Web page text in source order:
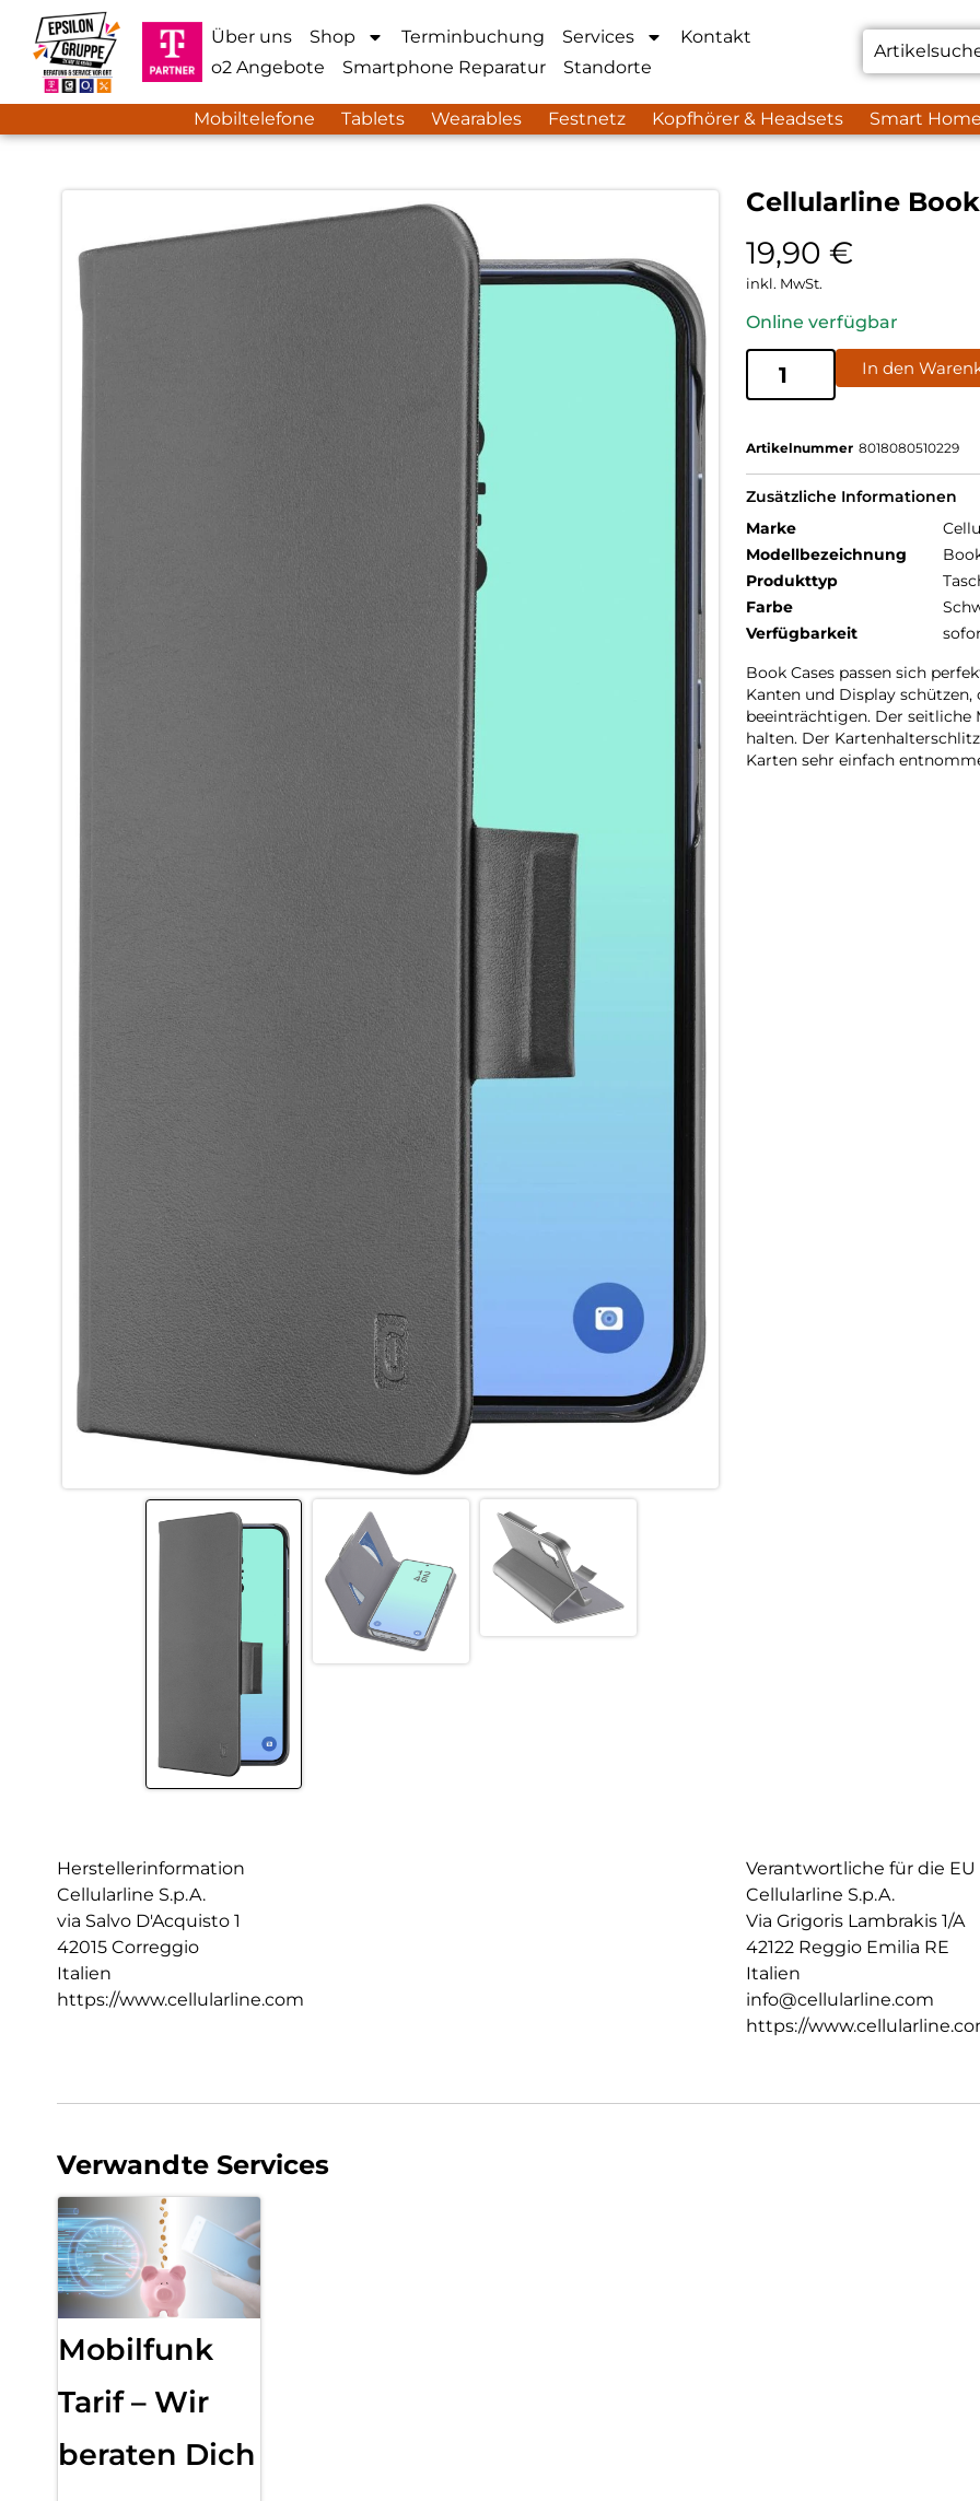
Über uns Shop Terminbuchung Services
Kontakt
o2 Angebote
Smartphone Reparatur Standorte
Mobiltelefone Tablets Wearables Festnetz Kopfhörer & Headsets Smart
Cellularline
19,90 €
inkl. MwSt.
Online verfügbar
In den
Artikelnummer 8018080510229
Zusätzliche Informationen
Marke
Modellbezeichnung
Produkttyp
Farbe
Verfügbarkeit
Book Cases passen sich
Kanten und Display
beeinträchtigen. Der seitliche
halten. Der
Karten sehr einfach
Herstellerinformation
Cellularline S.p.A.
via Salvo D'Acquisto 1
42015 Correggio
Italien
https://www.cellularline.com
Verantwortliche für die EU
Cellularline S.p.A.
Via Grigoris Lambrakis 1/A
42122 Reggio Emilia RE
Italien
info@cellularline.com
https://
Verwandte Services
Mobilfunk
Tarif – Wir
beraten Dich